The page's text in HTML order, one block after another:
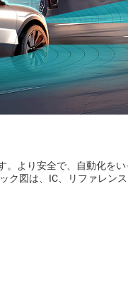
より安全で、自動化を
ク図は、IC、リファレン